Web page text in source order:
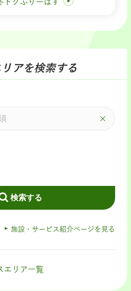
トクふりーぱす
アを検索する
検索する
施設・サービス紹介ページを見る
エリア一覧